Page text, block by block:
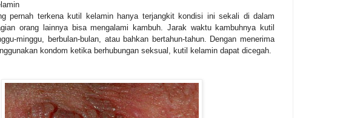
pernah terkena kutil kelamin hanya terjangkit kondisi ini sekali di dalam
orang lainnya bisa mengalami kambuh. Jarak waktu kambuhnya kutil
minggu, berbulan-bulan, atau bahkan bertahun-tahun. Dengan menerima
kondom ketika berhubungan seksual, kutil kelamin dapat dicegah.